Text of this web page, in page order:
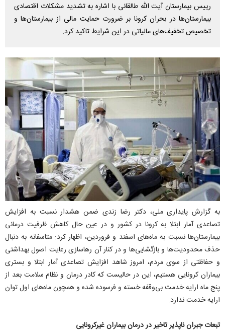
رییس بیمارستان آیت الله طالقانی با اشاره به تشدید مشکلات اقتصادی
بیمارستان‌ها در بحران کرونا بر ضرورت حمایت مالی از بیمارستان‌ها و
تخصیص تخفیف‌های مالیاتی در این شرایط تاکید کرد.
به گزارش پایداری ملی، دکتر رضا زندی ضمن هشدار نسبت به افزایش
تصاعدی آمار ابتلا به کرونا در کشور و در عین حال کاهش ظرفیت درمانی
بیمارستان‌ها نسبت به ماه‌های اسفند و فروردین، اظهار کرد: متاسفانه به دنبال
حذف محدودیت‌ها و بازگشایی‌ها و در کنار آن رهاسازی رعایت اصول بهداشتی
و حفاظتی از سوی مردم، امروز شاهد افزایش تصاعدی آمار ابتلا و بستری
بیماران کرونایی هستیم، این در حالیست که کادر درمان و نظام سلامت بعد از
پنج ماه ارایه خدمت بی‌وقفه خسته و فرسوده شده و همچون ماه‌های اول توان
ارایه خدمت ندارد.
تبعات جبران ناپذیر تاخیر در درمان بیماران غیرکرونایی